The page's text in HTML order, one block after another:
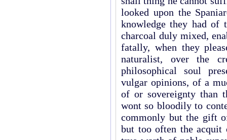
looked upon the
knowledge they had of
charcoal duly mixed,
fatally, when they
naturalist, over the
philosophical soul
vulgar opinions, of a
of or sovereignty than
wont so bloodily to
commonly but the gift
but too often the acquit